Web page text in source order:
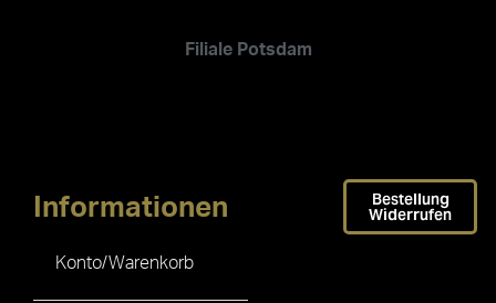
Filiale Potsdam
Informationen
Konto/Warenkorb
Bestellung
Widerrufen